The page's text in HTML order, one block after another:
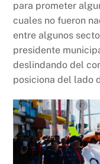
para prometer
cuales no fueron
entre algunos
presidente
deslindando del
posiciona del lado